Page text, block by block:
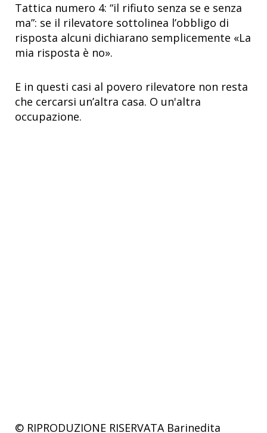
Tattica numero 4: “il rifiuto senza se e senza
ma”: se il rilevatore sottolinea l’obbligo di
risposta alcuni dichiarano semplicemente «La
mia risposta è no».
E in questi casi al povero rilevatore non resta
che cercarsi un’altra casa. O un'altra
occupazione.
© RIPRODUZIONE RISERVATA Barinedita